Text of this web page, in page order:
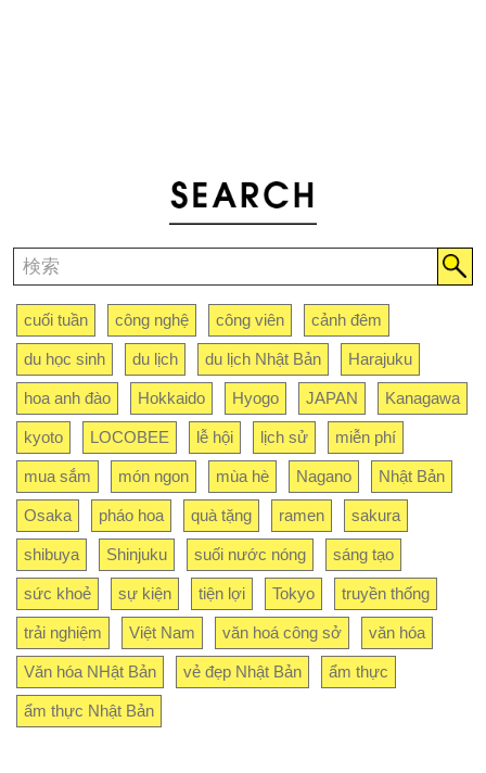
cuối tuần công nghệ công viên cảnh đêm
du học sinh du lịch du lịch Nhật Bản Harajuku
hoa anh đào Hokkaido Hyogo JAPAN Kanagawa
kyoto LOCOBEE lễ hội lịch sử miễn phí
mua sắm món ngon mùa hè Nagano Nhật Bản
Osaka pháo hoa quà tặng ramen sakura
shibuya Shinjuku suối nước nóng sáng tạo
sức khoẻ sự kiện tiện lợi Tokyo truyền thống
trải nghiệm Việt Nam văn hoá công sở văn hóa
Văn hóa NHật Bản vẻ đẹp Nhật Bản ẩm thực
ẩm thực Nhật Bản